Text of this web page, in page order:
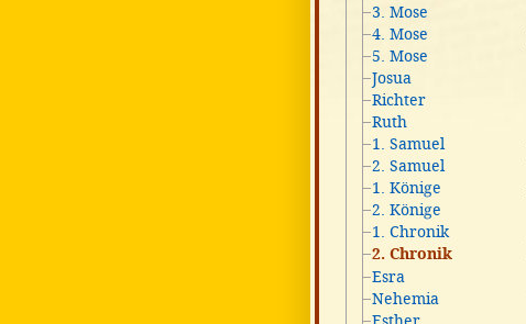
3. Mose
4. Mose
5. Mose
Josua
Richter
Ruth
1. Samuel
2. Samuel
1. Könige
2. Könige
1. Chronik
2. Chronik
Esra
Nehemia